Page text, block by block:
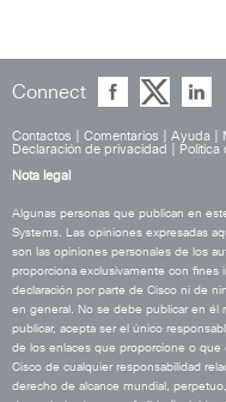
Connect
Contactos Comentarios Ayuda
Declaración de privacidad
Política
Nota legal
Algunas personas que publican en
Systems. Las opiniones expresadas
son las opiniones personales de los
proporciona exclusivamente con fines
declaración por parte de Cisco ni de
en general. No se debe publicar en él
publicar, acepta ser el único
de los enlaces que proporcione o
Cisco de cualquier responsabilidad
derecho de alcance mundial,